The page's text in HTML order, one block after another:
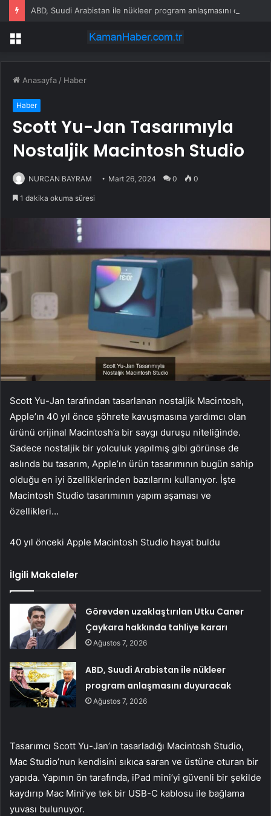
Menü
Anasayfa / Haber
Haber
Scott Yu-Jan Tasarımıyla
Nostaljik Macintosh Studio
NURCAN BAYRAM Mart 26, 2024 0 0
1 dakika okuma süresi
Scott Yu-Jan tarafından tasarlanan nostaljik Macintosh,
Apple’ın 40 yıl önce şöhrete kavuşmasına yardımcı olan
ürünü orijinal Macintosh’a bir saygı duruşu niteliğinde.
Sadece nostaljik bir yolculuk yapılmış gibi görünse de
aslında bu tasarım, Apple’ın ürün tasarımının bugün sahip
olduğu en iyi özelliklerinden bazılarını kullanıyor. İşte
Macintosh Studio tasarımının yapım aşaması ve
özellikleri…
40 yıl önceki Apple Macintosh Studio hayat buldu
İlgili Makaleler
Görevden uzaklaştırılan Utku Caner
Çaykara hakkında tahliye kararı
Ağustos 7, 2026
ABD, Suudi Arabistan ile nükleer
program anlaşmasını duyuracak
Ağustos 7, 2026
Tasarımcı Scott Yu-Jan’ın tasarladığı Macintosh Studio,
Mac Studio’nun kendisini sıkıca saran ve üstüne oturan bir
yapıda. Yapının ön tarafında, iPad mini’yi güvenli bir şekilde
kaydırıp Mac Mini’ye tek bir USB-C kablosu ile bağlama
yuvası bulunuyor.